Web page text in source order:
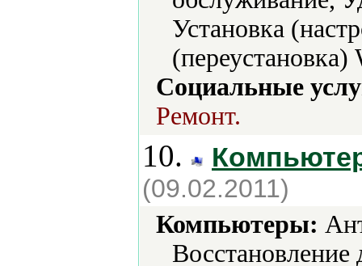
Установка
(переустановка)
Социальные
Ремонт.
10.
(09.02.2011)
Компьютеры: